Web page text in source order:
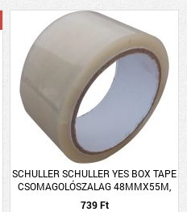
SCHULLER SCHULLER YES BOX TAPE
CSOMAGOLÓSZALAG 48MMX55M,
ÁTLÁTSZÓ
739 Ft